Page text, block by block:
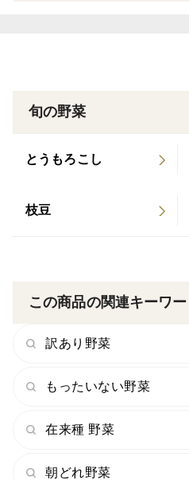
・節減対象農薬：兵庫県地域
基に算出
②暑さ対策の徹底
水分計で土壌の水分を常時
水田にすることで、土壌は酸
旬の野菜
とうもろこし
枝豆
この商品の関連キーワ
訳あり野菜
もったいない野菜
在来種 野菜
朝どれ野菜